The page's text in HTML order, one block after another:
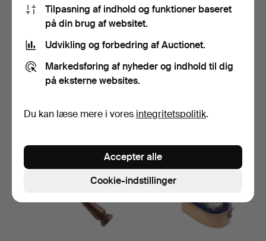
EN ARTS AND CRAFTS
POKERWORK TEDÅSE OG
EN …
Opnåede hammerslag 10 maj
EN NYHED TREEN
SNUSKASSE I FORM AF ET
ABEH…
Opnåede hammerslag 10 maj
Tilpasning af indhold og funktioner baseret
på din brug af websitet.
Udvikling og forbedring af Auctionet.
Markedsføring af nyheder og indhold til dig
på eksterne websites.
Du kan læse mere i vores integritetspolitik.
Cookie-indstillinger
Accepter alle